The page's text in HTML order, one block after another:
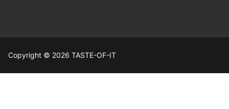
Copyright © 2026 TASTE-OF-IT